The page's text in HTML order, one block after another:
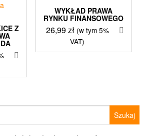
Z
WYKŁAD PRAWA
RYNKU FINANSOWEGO
26,99zł (w tym 5%
VAT)